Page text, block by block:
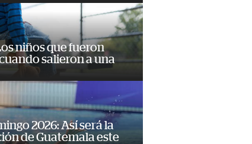
niños que fueron
salieron a una
2026: Así será la
de Guatemala este